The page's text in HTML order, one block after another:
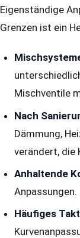
Eigenständige
Grenzen ist ein
Mischventile
Nach
Dämmung,
verändert, die
Anhaltende
Anpassungen.
Häufiges